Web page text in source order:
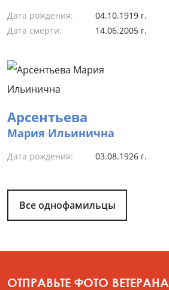
Дата рождения:
04.10.1919 г.
Дата смерти:
14.06.2005 г.
Арсентьева
Мария Ильинична
Дата рождения: 03.08.1926 г.
Все однофамильцы
ОТПРАВЬТЕ ФОТО ВЕТЕРАНА